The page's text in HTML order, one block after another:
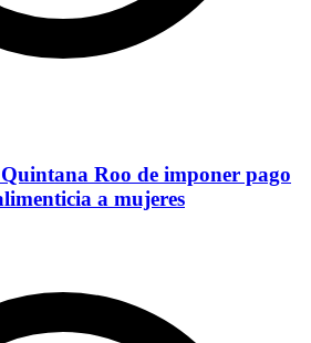
Roo de imponer pago
a mujeres